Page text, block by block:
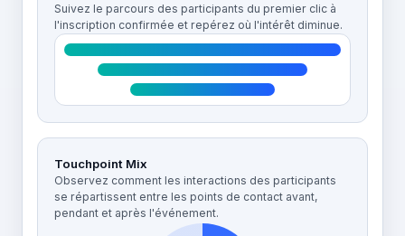
Suivez le parcours des participants du premier clic à
l'inscription confirmée et repérez où l'intérêt diminue.
Touchpoint Mix
Observez comment les interactions des participants
se répartissent entre les points de contact avant,
pendant et après l'événement.